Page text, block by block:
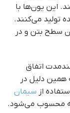
این یون‌ها با
تولید می‌کنند.
سطح بتن و در
اتفاق
همین دلیل در
از سیمان
محسوب می‌شود.